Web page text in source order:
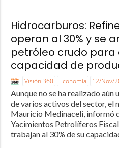
Hidrocarburos:
operan al 30% y se
petróleo crudo para
capacidad de
Visión 360 Economía 12/Nov/
Aunque no se ha realizado aún
de varios activos del sector,
Mauricio Medinaceli, informó
Yacimientos Petrolíferos
trabajan al 30% de su